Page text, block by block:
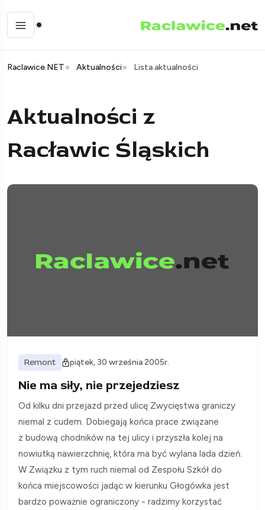
Raclawice.NET Aktualności Lista aktualności
Aktualności z
Racławic Śląskich
Remont piątek, 30 września 2005r.
Nie ma siły, nie przejedziesz
Od kilku dni przejazd przed ulicę Zwycięstwa graniczy
niemal z cudem. Dobiegają końca prace związane
z budową chodników na tej ulicy i przyszła kolej na
nowiutką nawierzchnię, która ma być wylana lada dzień.
W Związku z tym ruch niemal od Zespołu Szkół do
końca miejscowości jadąc w kierunku Głogówka jest
bardzo poważnie ograniczony - radzimy korzystać